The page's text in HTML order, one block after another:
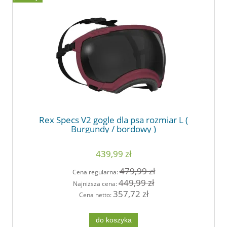
Rex Specs V2 gogle dla psa rozmiar L (
Burgundy / bordowy )
439,99 zł
Cena regularna:479,99 zł
Najniższa cena:449,99 zł
Cena netto:357,72 zł
do koszyka